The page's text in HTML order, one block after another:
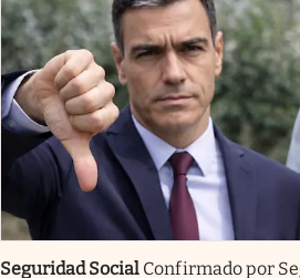
Seguridad Social Confirmado por